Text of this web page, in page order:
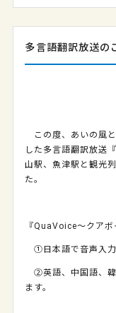
多言語翻訳放送の
この度、あいの風
した多言語翻訳放送
山駅、魚津駅と観光
た。
『QuaVoice～クア
①日本語で音声入力
②英語、中国語、韓
ます。